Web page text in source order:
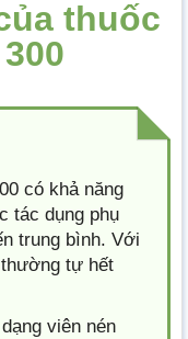
thuốc
có khả năng
tác dụng phụ
trung bình. Với
tự hết
viên nén